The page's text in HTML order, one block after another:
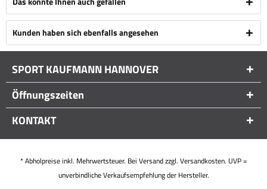
Kunden haben sich ebenfalls angesehen
SPORT KAUFMANN HANNOVER
Öffnungszeiten
KONTAKT
* Abholpreise inkl. Mehrwertsteuer. Bei Versand zzgl. Versandkosten. UVP =
unverbindliche Verkaufsempfehlung der Hersteller.